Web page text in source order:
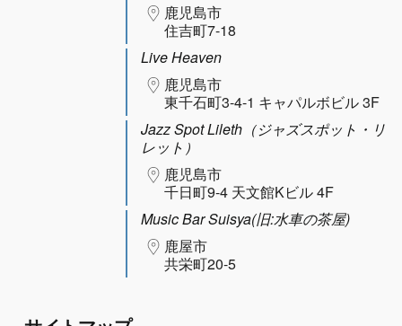
鹿児島市
住吉町7-18
Live Heaven
鹿児島市
東千石町3-4-1 キャパルボビル 3F
Jazz Spot Lileth（ジャズスポット・リ
レット）
鹿児島市
千日町9-4 天文館Kビル 4F
Music Bar Suisya(旧:水車の茶屋)
鹿屋市
共栄町20-5